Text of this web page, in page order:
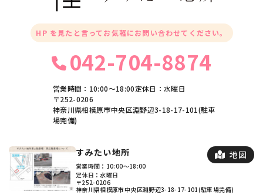
HP を見たと言ってお気軽にお問い合わせてください。
042-704-8874
営業時間：10:00〜18:00定休日：水曜日
〒252-0206
神奈川県相模原市中央区淵野辺3-18-17-101(駐車
場完備)
すみたい地所
営業時間：10:00〜18:00
定休日：水曜日
〒252-0206
神奈川県相模原市中央区淵野辺3-18-17-101(駐車場完備)
地図